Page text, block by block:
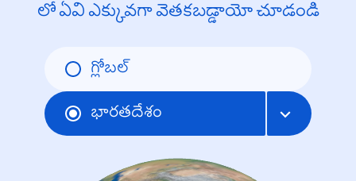
లో ఏవి ఎక్కువగా వెతకబడ్డాయో చూడండి
గ్లోబల్
భారతదేశం